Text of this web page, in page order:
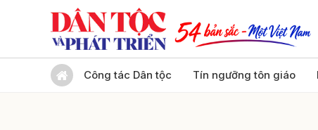
Công tác Dân tộc Tín ngưỡng tôn giáoGửi